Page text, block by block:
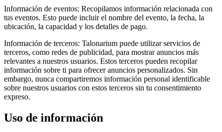
Información de eventos: Recopilamos información relacionada con
tus eventos. Esto puede incluir el nombre del evento, la fecha, la
ubicación, la capacidad y los detalles de pago.
Información de terceros: Talonarium puede utilizar servicios de
terceros, como redes de publicidad, para mostrar anuncios más
relevantes a nuestros usuarios. Estos terceros pueden recopilar
información sobre ti para ofrecer anuncios personalizados. Sin
embargo, nunca compartiremos información personal identificable
sobre nuestros usuarios con estos terceros sin tu consentimiento
expreso.
Uso de información